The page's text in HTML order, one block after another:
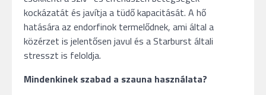
kockázatát és javítja a tüdő kapacitását. A hő
hatására az endorfinok termelődnek, ami által a
közérzet is jelentősen javul és a Starburst általi
stresszt is feloldja.
Mindenkinek szabad a szauna használata?